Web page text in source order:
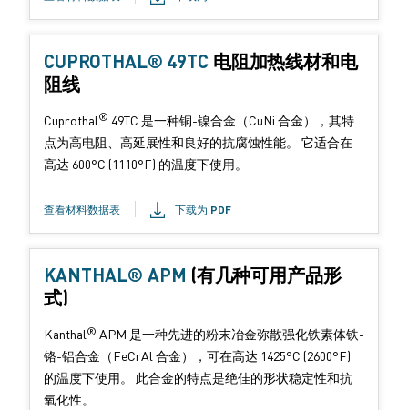
CUPROTHAL® 49TC 产
式
：
电阻加热线材和电
阻线
Cuprothal® 49TC 是一种铜-镍合金（CuNi 合金），其特
点为高电阻、高延展性和良好的抗腐蚀性能。 它适合在
高达 600°C (1110°F) 的温度下使用。
查看材料数据表 下载为 PDF
KANTHAL® APM (有几种可用产品形
式)
Kanthal® APM 是一种先进的粉末冶金弥散强化铁素体铁-
铬-铝合金（FeCrAl 合金），可在高达 1425°C (2600°F)
的温度下使用。 此合金的特点是绝佳的形状稳定性和抗
氧化性。